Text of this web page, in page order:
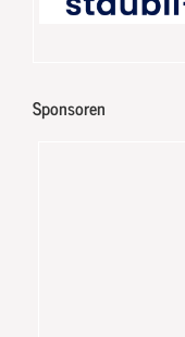
Sponsoren